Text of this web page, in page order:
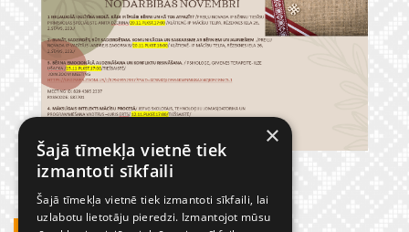
GADĪJUMBILDES
×
Šajā tīmekļa vietnē tiek
izmantoti sīkfaili
Šajā tīmekļa vietnē tiek izmantoti sīkfaili, lai
uzlabotu lietotāju pieredzi. Izmantojot mūsu